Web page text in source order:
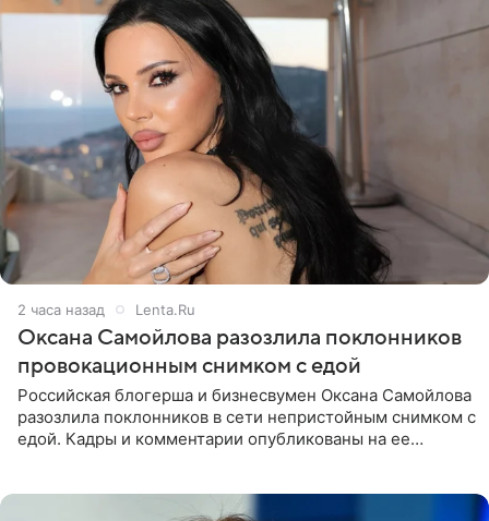
2 часа назад Lenta.Ru
Оксана Самойлова разозлила поклонников
провокационным снимком с едой
Российская блогерша и бизнесвумен Оксана Самойлова
разозлила поклонников в сети непристойным снимком с
едой. Кадры и комментарии опубликованы на ее